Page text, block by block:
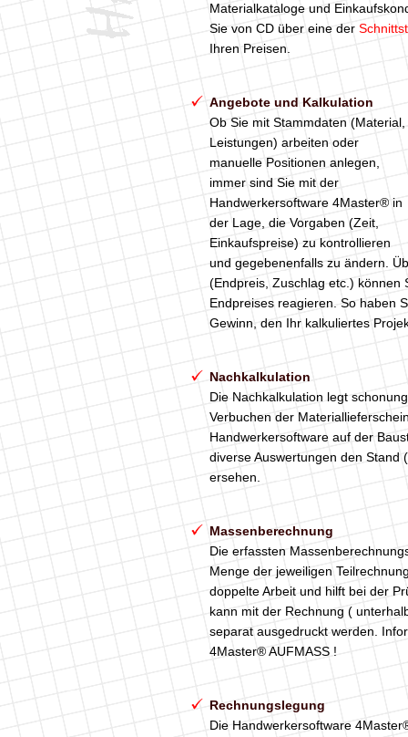
Materialkataloge und
Sie von CD über eine der
Ihren Preisen.
Angebote und Kalkulation
Ob Sie mit Stammdaten (Material,
Leistungen) arbeiten oder
manuelle Positionen anlegen,
immer sind Sie mit der
Handwerkersoftware 4Master® in
der Lage, die Vorgaben (Zeit,
Einkaufspreise) zu kontrollieren
und gegebenenfalls zu ändern.
(Endpreis, Zuschlag etc.) können
Endpreises reagieren. So haben
Gewinn, den Ihr kalkuliertes
Nachkalkulation
Die Nachkalkulation legt
Verbuchen der
Handwerkersoftware auf der
diverse Auswertungen den Stand
ersehen.
Massenberechnung
Die erfassten
Menge der jeweiligen
doppelte Arbeit und hilft bei der
kann mit der Rechnung (
separat ausgedruckt werden.
4Master® AUFMASS !
Rechnungslegung
Die Handwerkersoftware